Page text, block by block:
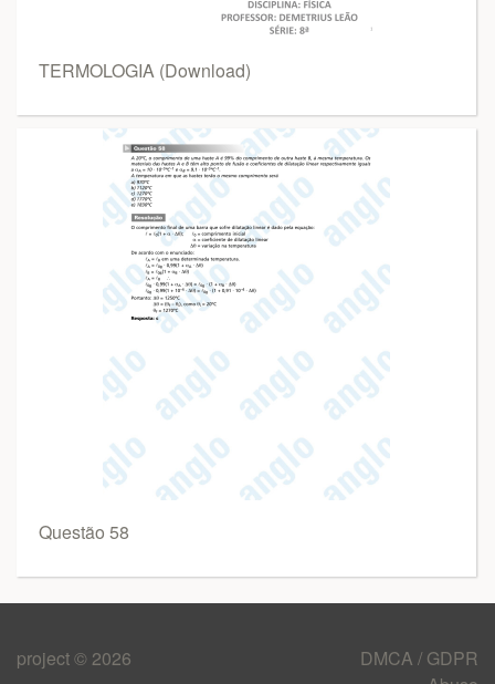
TERMOLOGIA (Download)
Questão 58
project © 2026
DMCA / GDPR